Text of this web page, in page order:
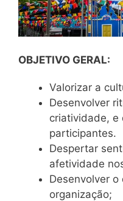
OBJETIVO GERAL:
Valorizar a
Desenvolver
criatividade, e
participantes.
Despertar
afetividade
Desenvolver
organização;